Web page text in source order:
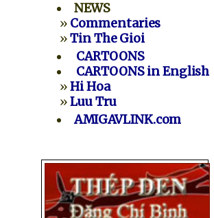
NEWS
» Commentaries
»Tin The Gioi
CARTOONS
CARTOONS in English
»Hi Hoa
»Luu Tru
AMIGAVLINK.com